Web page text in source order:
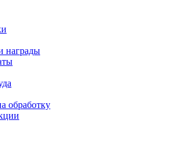
награды
обработку